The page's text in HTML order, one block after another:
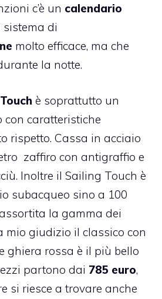
c’è un calendario
di
molto efficace, ma che
la notte.
è soprattutto un
caratteristiche
rispetto. Cassa in acciaio
zaffiro con antigraffio e
Inoltre il Sailing Touch è
subacqueo sino a 100
la gamma dei
mio giudizio il classico con
ghiera rossa è il più bello
partono dai 785 euro,
si riesce a trovare anche